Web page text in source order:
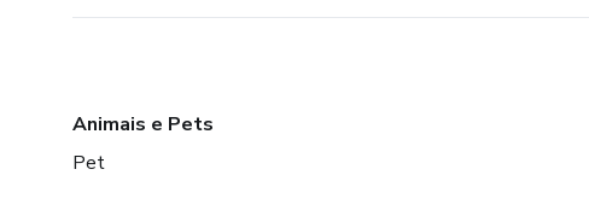
Animais e Pets
Pet